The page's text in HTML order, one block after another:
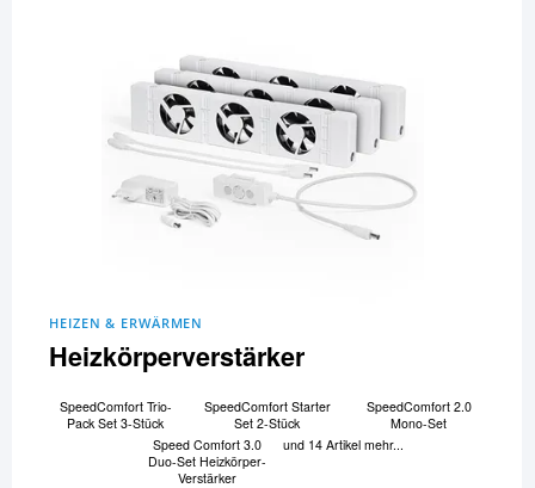
HEIZEN & ERWÄRMEN
Heizkörperverstärker
SpeedComfort Trio-
Pack Set 3-Stück
SpeedComfort Starter
Set 2-Stück
SpeedComfort 2.0
Mono-Set
Speed Comfort 3.0
Duo-Set Heizkörper-
Verstärker
und 14 Artikel mehr...